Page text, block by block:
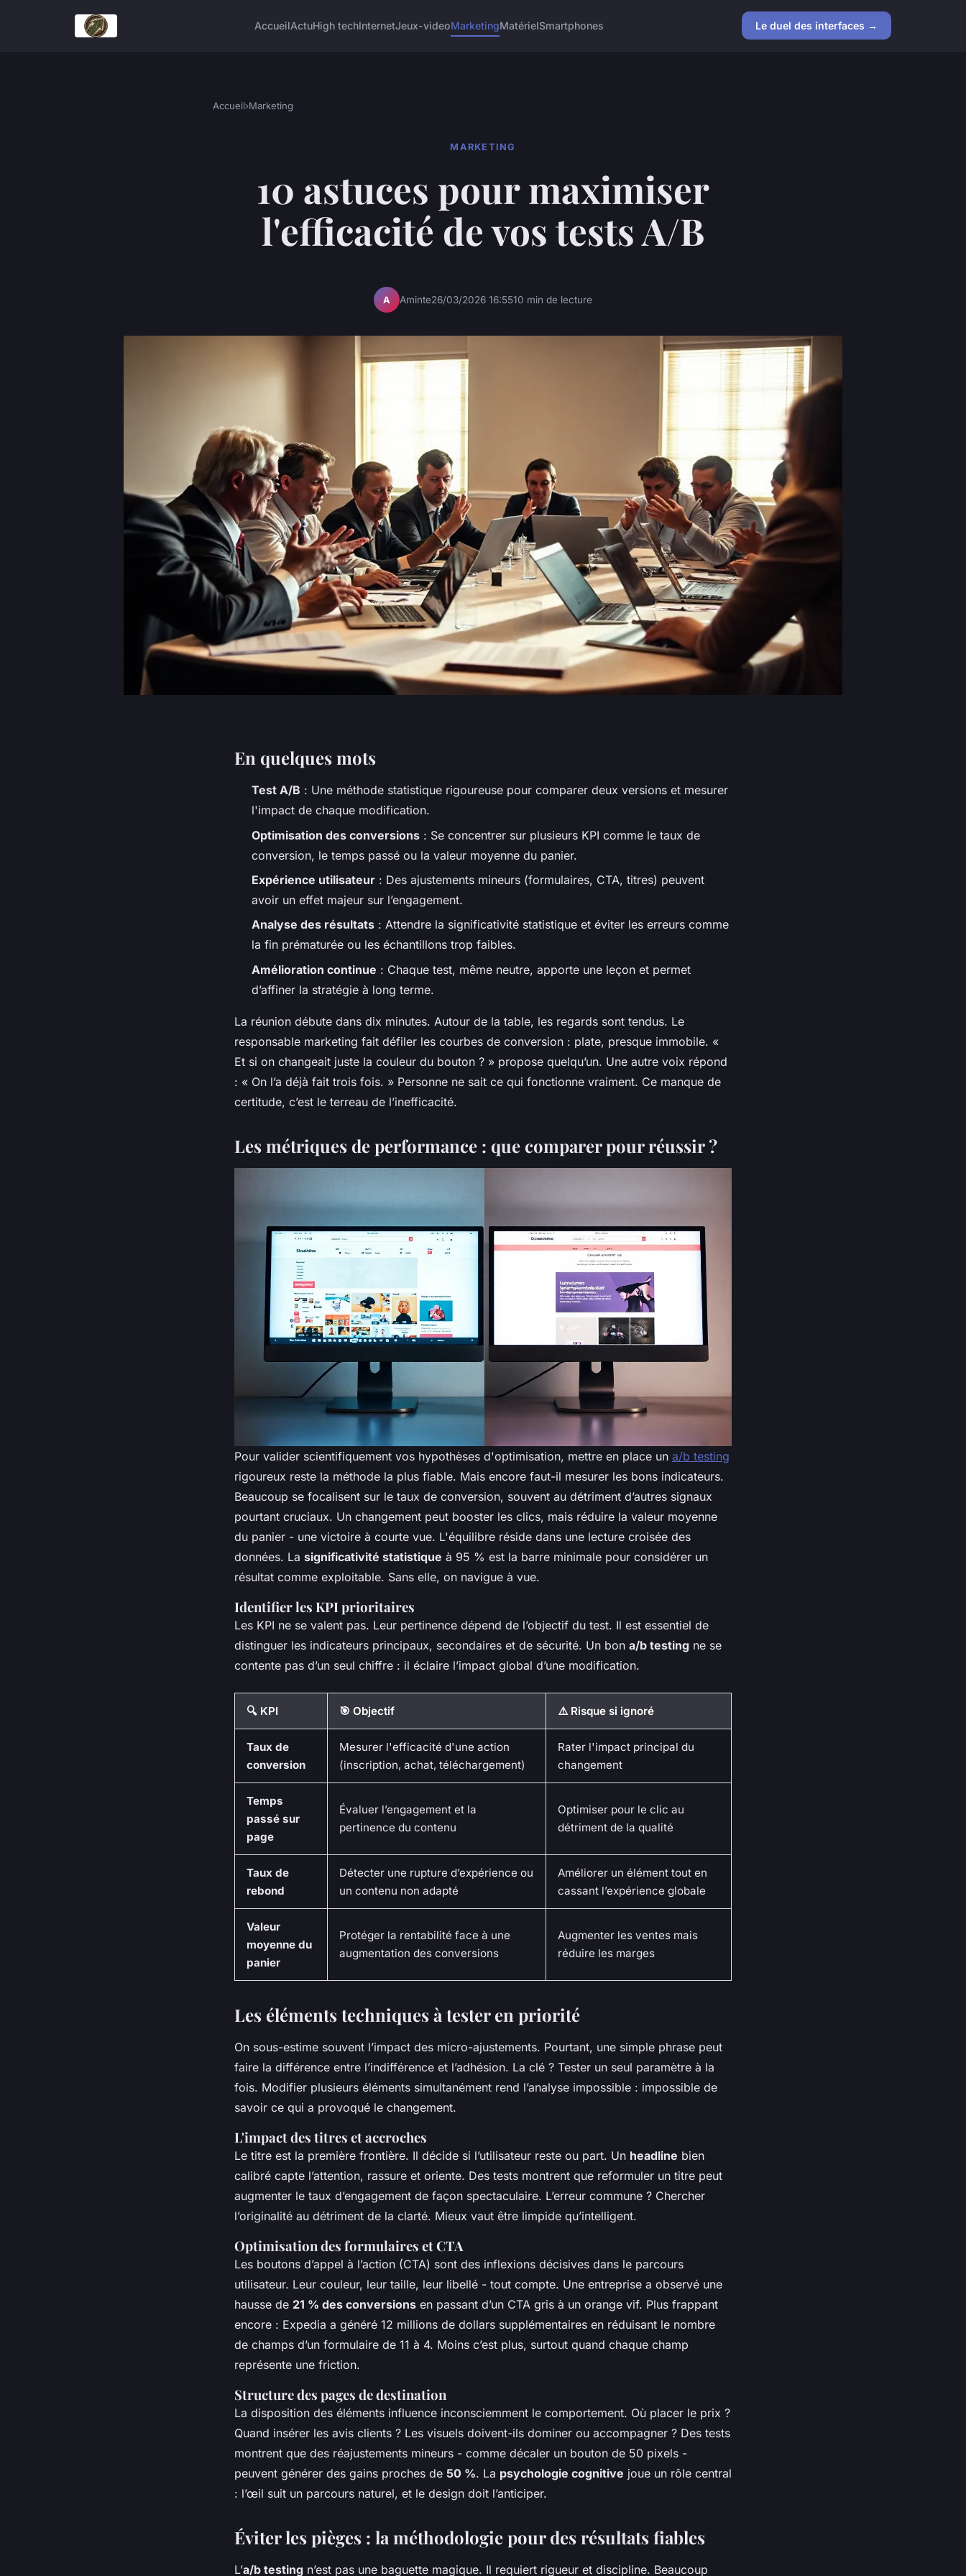
AccueilActuHigh techInternetJeux-videoMarketingMatérielSmartphones Le duel des interfaces →
Accueil›Marketing
MARKETING
10 astuces pour maximiser
l'efficacité de vos tests A/B
A Aminte26/03/2026 16:5510 min de lecture
En quelques mots
Test A/B : Une méthode statistique rigoureuse pour comparer deux versions et mesurer
l'impact de chaque modification.
Optimisation des conversions : Se concentrer sur plusieurs KPI comme le taux de
conversion, le temps passé ou la valeur moyenne du panier.
Expérience utilisateur : Des ajustements mineurs (formulaires, CTA, titres) peuvent
avoir un effet majeur sur l’engagement.
Analyse des résultats : Attendre la significativité statistique et éviter les erreurs comme
la fin prématurée ou les échantillons trop faibles.
Amélioration continue : Chaque test, même neutre, apporte une leçon et permet
d’affiner la stratégie à long terme.
La réunion débute dans dix minutes. Autour de la table, les regards sont tendus. Le
responsable marketing fait défiler les courbes de conversion : plate, presque immobile. «
Et si on changeait juste la couleur du bouton ? » propose quelqu’un. Une autre voix répond
: « On l’a déjà fait trois fois. » Personne ne sait ce qui fonctionne vraiment. Ce manque de
certitude, c’est le terreau de l’inefficacité.
Les métriques de performance : que comparer pour réussir ?
Pour valider scientifiquement vos hypothèses d'optimisation, mettre en place un a/b testing
rigoureux reste la méthode la plus fiable. Mais encore faut-il mesurer les bons indicateurs.
Beaucoup se focalisent sur le taux de conversion, souvent au détriment d’autres signaux
pourtant cruciaux. Un changement peut booster les clics, mais réduire la valeur moyenne
du panier - une victoire à courte vue. L'équilibre réside dans une lecture croisée des
données. La significativité statistique à 95 % est la barre minimale pour considérer un
résultat comme exploitable. Sans elle, on navigue à vue.
Identifier les KPI prioritaires
Les KPI ne se valent pas. Leur pertinence dépend de l’objectif du test. Il est essentiel de
distinguer les indicateurs principaux, secondaires et de sécurité. Un bon a/b testing ne se
contente pas d’un seul chiffre : il éclaire l’impact global d’une modification.
🔍 KPI 🎯 Objectif ⚠️ Risque si ignoré
Taux de
conversion
Mesurer l'efficacité d'une action
(inscription, achat, téléchargement)
Rater l'impact principal du
changement
Temps
passé sur
page
Évaluer l’engagement et la
pertinence du contenu
Optimiser pour le clic au
détriment de la qualité
Taux de
rebond
Détecter une rupture d’expérience ou
un contenu non adapté
Améliorer un élément tout en
cassant l’expérience globale
Valeur
moyenne du
panier
Protéger la rentabilité face à une
augmentation des conversions
Augmenter les ventes mais
réduire les marges
Les éléments techniques à tester en priorité
On sous-estime souvent l’impact des micro-ajustements. Pourtant, une simple phrase peut
faire la différence entre l’indifférence et l’adhésion. La clé ? Tester un seul paramètre à la
fois. Modifier plusieurs éléments simultanément rend l’analyse impossible : impossible de
savoir ce qui a provoqué le changement.
L'impact des titres et accroches
Le titre est la première frontière. Il décide si l’utilisateur reste ou part. Un headline bien
calibré capte l’attention, rassure et oriente. Des tests montrent que reformuler un titre peut
augmenter le taux d’engagement de façon spectaculaire. L’erreur commune ? Chercher
l’originalité au détriment de la clarté. Mieux vaut être limpide qu’intelligent.
Optimisation des formulaires et CTA
Les boutons d’appel à l’action (CTA) sont des inflexions décisives dans le parcours
utilisateur. Leur couleur, leur taille, leur libellé - tout compte. Une entreprise a observé une
hausse de 21 % des conversions en passant d’un CTA gris à un orange vif. Plus frappant
encore : Expedia a généré 12 millions de dollars supplémentaires en réduisant le nombre
de champs d’un formulaire de 11 à 4. Moins c’est plus, surtout quand chaque champ
représente une friction.
Structure des pages de destination
La disposition des éléments influence inconsciemment le comportement. Où placer le prix ?
Quand insérer les avis clients ? Les visuels doivent-ils dominer ou accompagner ? Des tests
montrent que des réajustements mineurs - comme décaler un bouton de 50 pixels -
peuvent générer des gains proches de 50 %. La psychologie cognitive joue un rôle central
: l’œil suit un parcours naturel, et le design doit l’anticiper.
Éviter les pièges : la méthodologie pour des résultats fiables
L’a/b testing n’est pas une baguette magique. Il requiert rigueur et discipline. Beaucoup